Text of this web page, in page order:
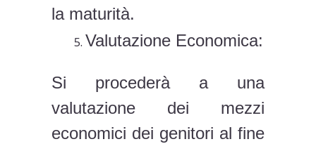
la maturità.
Valutazione Economica:
Si procederà a una
valutazione dei mezzi
economici dei genitori al fine